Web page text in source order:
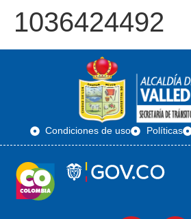
1036424492
Condiciones de uso Políticas